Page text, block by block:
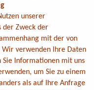
unserer
der Zweck der
mit der von
Wir verwenden Ihre Daten
Informationen mit uns
um Sie zu einem
als auf Ihre Anfrage